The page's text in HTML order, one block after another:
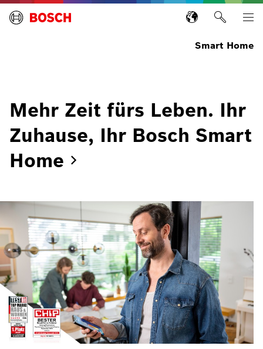
Smart Home
Mehr Zeit fürs Leben. Ihr
Zuhause, Ihr Bosch Smart
Home